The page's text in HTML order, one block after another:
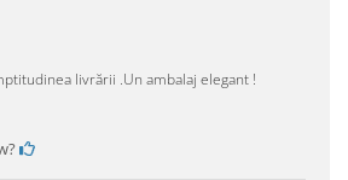
livrării .Un ambalaj elegant !